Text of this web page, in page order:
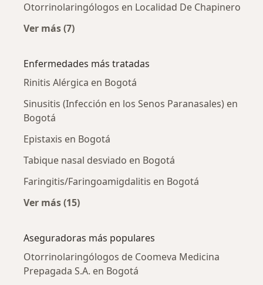
Otorrinolaringólogos en Localidad De Chapinero
Ver más (7)
Enfermedades más tratadas
Rinitis Alérgica en Bogotá
Sinusitis (Infección en los Senos Paranasales) en
Bogotá
Epistaxis en Bogotá
Tabique nasal desviado en Bogotá
Faringitis/Faringoamigdalitis en Bogotá
Ver más (15)
Aseguradoras más populares
Otorrinolaringólogos de Coomeva Medicina
Prepagada S.A. en Bogotá